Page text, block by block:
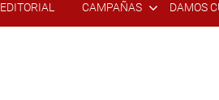
EDITORIAL CAMPAÑAS DAMOS